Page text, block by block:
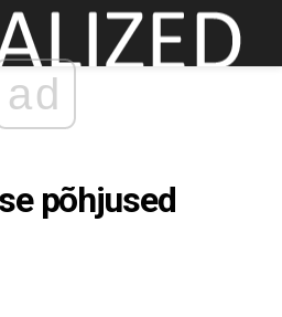
ad
põhjused